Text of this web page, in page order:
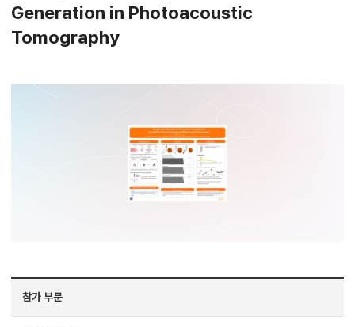
Generation in Photoacoustic
Tomography
참가 부문